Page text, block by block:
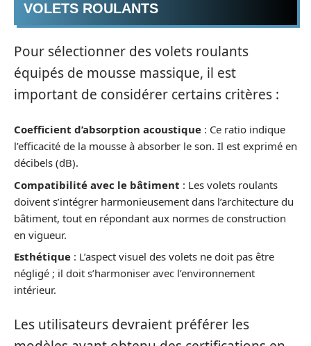
VOLETS ROULANTS
Pour sélectionner des volets roulants
équipés de mousse massique, il est
important de considérer certains critères :
Coefficient d’absorption acoustique : Ce ratio indique
l’efficacité de la mousse à absorber le son. Il est exprimé en
décibels (dB).
Compatibilité avec le bâtiment : Les volets roulants
doivent s’intégrer harmonieusement dans l’architecture du
bâtiment, tout en répondant aux normes de construction
en vigueur.
Esthétique : L’aspect visuel des volets ne doit pas être
négligé ; il doit s’harmoniser avec l’environnement
intérieur.
Les utilisateurs devraient préférer les